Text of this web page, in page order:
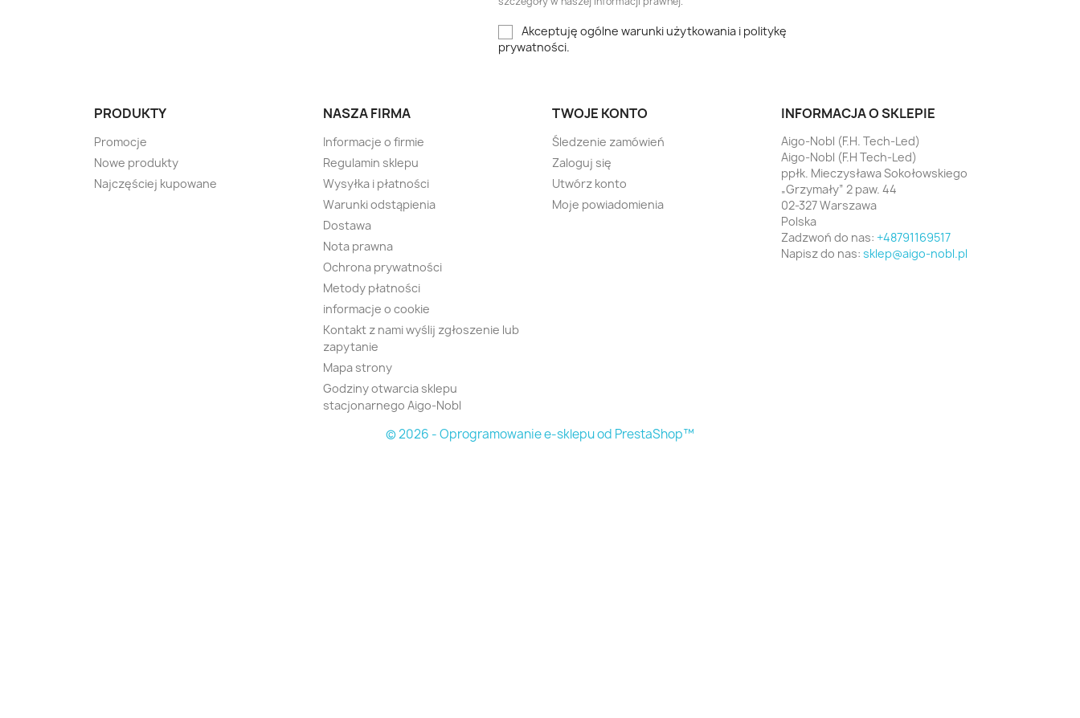
Akceptuję ogólne warunki użytkowania i politykę
prywatności.
PRODUKTY
Promocje
Nowe produkty
Najczęściej kupowane
NASZA FIRMA
Informacje o firmie
Regulamin sklepu
Wysyłka i płatności
Warunki odstąpienia
Dostawa
Nota prawna
Ochrona prywatności
Metody płatności
informacje o cookie
Kontakt z nami wyślij zgłoszenie lub
zapytanie
Mapa strony
Godziny otwarcia sklepu
stacjonarnego Aigo-Nobl
TWOJE KONTO
Śledzenie zamówień
Zaloguj się
Utwórz konto
Moje powiadomienia
INFORMACJA O SKLEPIE
Aigo-Nobl (F.H. Tech-Led)
Aigo-Nobl (F.H Tech-Led)
ppłk. Mieczysława Sokołowskiego
„Grzymały” 2 paw. 44
02-327 Warszawa
Polska
Zadzwoń do nas: +48791169517
Napisz do nas: sklep@aigo-nobl.pl
© 2026 - Oprogramowanie e-sklepu od PrestaShop™